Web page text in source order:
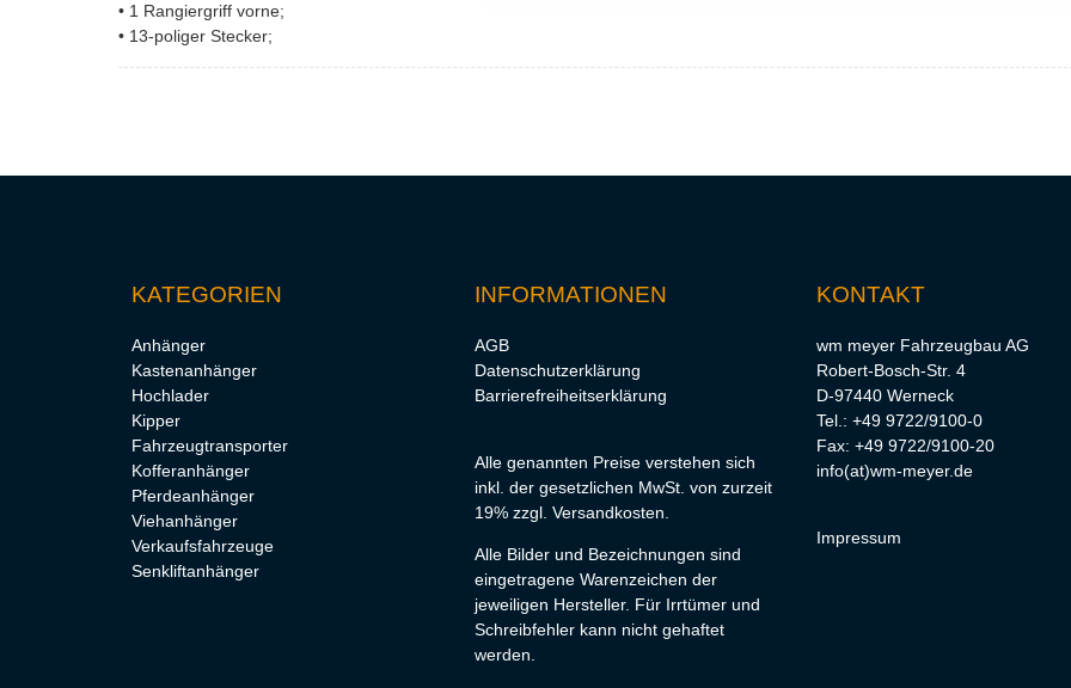
• 1 Rangiergriff vorne;
• 13-poliger Stecker;
KATEGORIEN
Anhänger
Kastenanhänger
Hochlader
Kipper
Fahrzeugtransporter
Kofferanhänger
Pferdeanhänger
Viehanhänger
Verkaufsfahrzeuge
Senkliftanhänger
INFORMATIONEN
AGB
Datenschutzerklärung
Barrierefreiheitserklärung
Alle genannten Preise verstehen sich
inkl. der gesetzlichen MwSt. von zurzeit
19% zzgl. Versandkosten
Alle Bilder und Bezeichnungen sind
eingetragene Warenzeichen der
jeweiligen Hersteller. Für Irrtümer und
Schreibfehler kann nicht gehaftet
werden.
KONTAKT
wm meyer Fahrzeugbau AG
Robert-Bosch-Str. 4
D-97440 Werneck
Tel.: +49 9722/9100-0
Fax: +49 9722/9100-20
info(at)wm-meyer.de
Impressum